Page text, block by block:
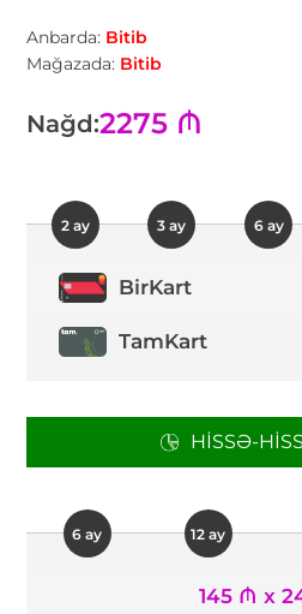
Anbarda: Bitib
Mağazada: Bitib
Nağd:2275 ₼
2 ay 3 ay 6 ay
BirKart
TamKart
HISSƏ-
6 ay 12 ay
145 ₼ x